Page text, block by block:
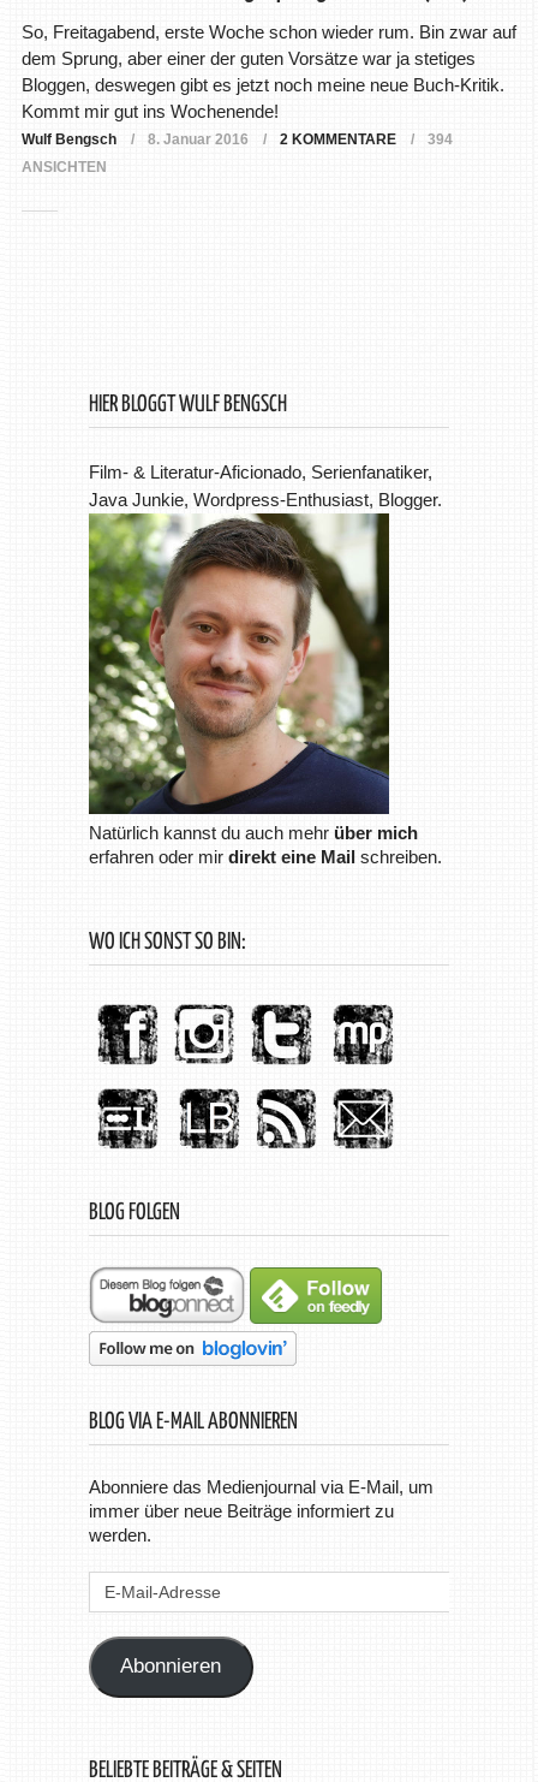
So, Freitagabend, erste Woche schon wieder rum. Bin zwar auf
dem Sprung, aber einer der guten Vorsätze war ja stetiges
Bloggen, deswegen gibt es jetzt noch meine neue Buch-Kritik.
Kommt mir gut ins Wochenende!
Wulf Bengsch 8. Januar 2016 2 KOMMENTARE
394
ANSICHTEN
HIER BLOGGT WULF BENGSCH
Film- & Literatur-Aficionado, Serienfanatiker,
Java Junkie, Wordpress-Enthusiast, Blogger.
Natürlich kannst du auch mehr über mich
erfahren oder mir direkt eine Mailschreiben.
WO ICH SONST SO BIN:
BLOG FOLGEN
BLOG VIA E-MAIL ABONNIEREN
Abonniere das Medienjournal via E-Mail, um
immer über neue Beiträge informiert zu
werden.
Abonnieren
BELIEBTE BEITRÄGE & SEITEN